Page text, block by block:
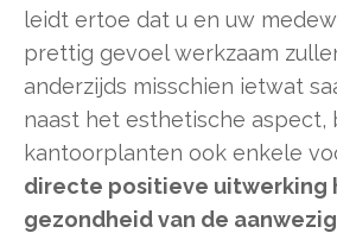
leidt ertoe dat u en uw
prettig gevoel werkzaam
anderzijds misschien ietwat
naast het esthetische aspect,
kantoorplanten ook enkele
directe positieve uitwerking
gezondheid van de